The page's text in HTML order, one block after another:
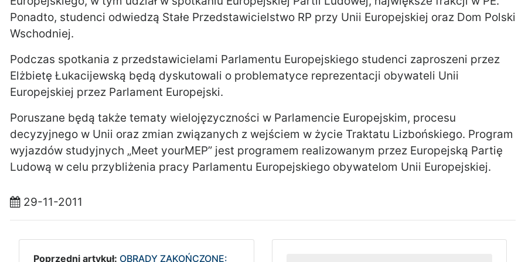
Ponadto, studenci odwiedzą Stałe Przedstawicielstwo RP przy Unii Europejskiej oraz Dom Polski
Wschodniej.
Podczas spotkania z przedstawicielami Parlamentu Europejskiego studenci zaproszeni przez
Elżbietę Łukacijewską będą dyskutowali o problematyce reprezentacji obywateli Unii
Europejskiej przez Parlament Europejski.
Poruszane będą także tematy wielojęzyczności w Parlamencie Europejskim, procesu
decyzyjnego w Unii oraz zmian związanych z wejściem w życie Traktatu Lizbońskiego. Program
wyjazdów studyjnych „Meet yourMEP” jest programem realizowanym przez Europejską Partię
Ludową w celu przybliżenia pracy Parlamentu Europejskiego obywatelom Unii Europejskiej.
29-11-2011
Poprzedni artykuł: OBRADY ZAKOŃCZONE: